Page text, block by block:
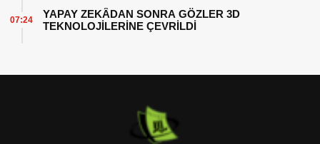
YAPAY ZEKÂDAN SONRA GÖZLER 3D
TEKNOLOJİLERİNE ÇEVRİLDİ
07:24